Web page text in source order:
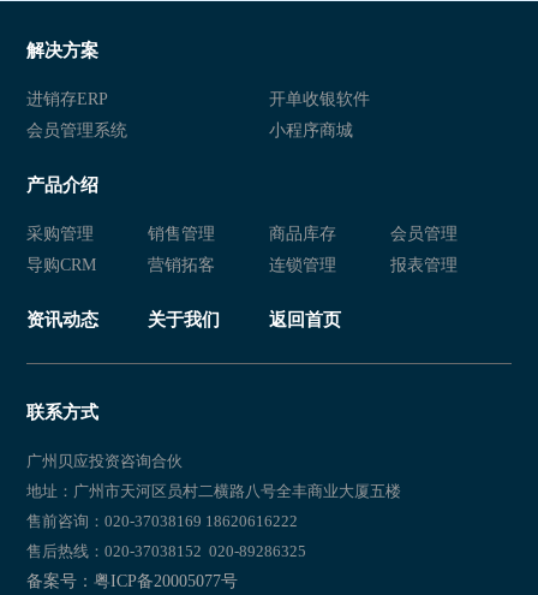
解决方案
进销存ERP
开单收银软件
会员管理系统
小程序商城
产品介绍
采购管理 销售管理 商品库存
会员管理
导购CRM
营销拓客 连锁管理 报表管理
资讯动态 关于我们 返回首页
联系方式
广州贝应投资咨询合伙
地址：广州市天河区员村二横路八号全丰商业大厦五楼
售前咨询：020-37038169 18620616222
售后热线：020-37038152 020-89286325
备案号：粤ICP备20005077号